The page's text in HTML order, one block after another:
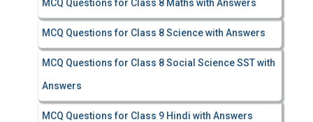
MCQ Questions for Class 8 Maths with Answers
MCQ Questions for Class 8 Science with Answers
MCQ Questions for Class 8 Social Science SST with
Answers
MCQ Questions for Class 9 Hindi with Answers